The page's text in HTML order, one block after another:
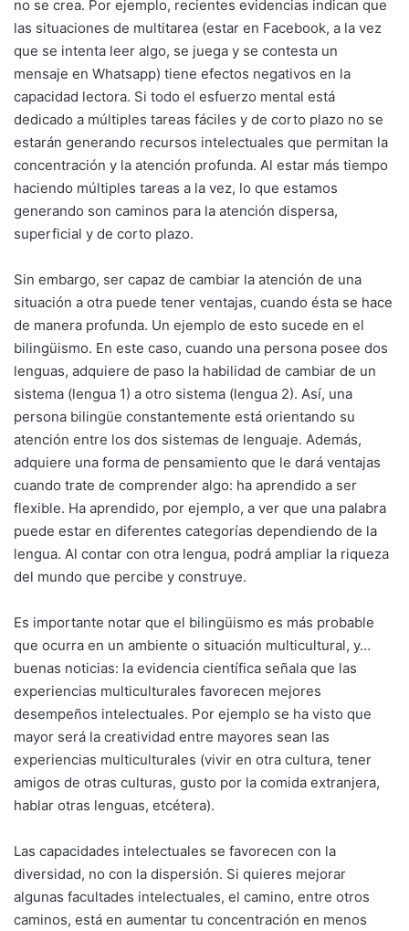
no se crea. Por ejemplo, recientes evidencias indican que
las situaciones de multitarea (estar en Facebook, a la vez
que se intenta leer algo, se juega y se contesta un
mensaje en Whatsapp) tiene efectos negativos en la
capacidad lectora. Si todo el esfuerzo mental está
dedicado a múltiples tareas fáciles y de corto plazo no se
estarán generando recursos intelectuales que permitan la
concentración y la atención profunda. Al estar más tiempo
haciendo múltiples tareas a la vez, lo que estamos
generando son caminos para la atención dispersa,
superficial y de corto plazo.
Sin embargo, ser capaz de cambiar la atención de una
situación a otra puede tener ventajas, cuando ésta se hace
de manera profunda. Un ejemplo de esto sucede en el
bilingüismo. En este caso, cuando una persona posee dos
lenguas, adquiere de paso la habilidad de cambiar de un
sistema (lengua 1) a otro sistema (lengua 2). Así, una
persona bilingüe constantemente está orientando su
atención entre los dos sistemas de lenguaje. Además,
adquiere una forma de pensamiento que le dará ventajas
cuando trate de comprender algo: ha aprendido a ser
flexible. Ha aprendido, por ejemplo, a ver que una palabra
puede estar en diferentes categorías dependiendo de la
lengua. Al contar con otra lengua, podrá ampliar la riqueza
del mundo que percibe y construye.
Es importante notar que el bilingüismo es más probable
que ocurra en un ambiente o situación multicultural, y…
buenas noticias: la evidencia científica señala que las
experiencias multiculturales favorecen mejores
desempeños intelectuales. Por ejemplo se ha visto que
mayor será la creatividad entre mayores sean las
experiencias multiculturales (vivir en otra cultura, tener
amigos de otras culturas, gusto por la comida extranjera,
hablar otras lenguas, etcétera).
Las capacidades intelectuales se favorecen con la
diversidad, no con la dispersión. Si quieres mejorar
algunas facultades intelectuales, el camino, entre otros
caminos, está en aumentar tu concentración en menos